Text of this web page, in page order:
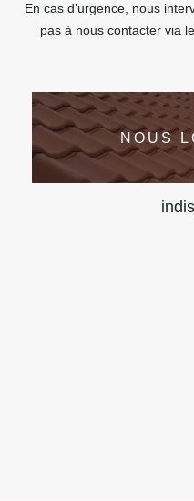
En cas d’urgence, nous
pas à nous contacter via
NOUS